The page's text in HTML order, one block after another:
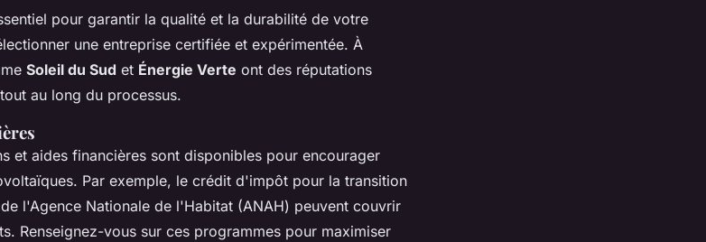
pour garantir la qualité et la durabilité de votre
une entreprise certifiée et expérimentée. À
Soleil du Sud et Énergie Verte ont des réputations
au long du processus.
et aides financières sont disponibles pour encourager
Par exemple, le crédit d'impôt pour la transition
l'Agence Nationale de l'Habitat (ANAH) peuvent couvrir
Renseignez-vous sur ces programmes pour maximiser